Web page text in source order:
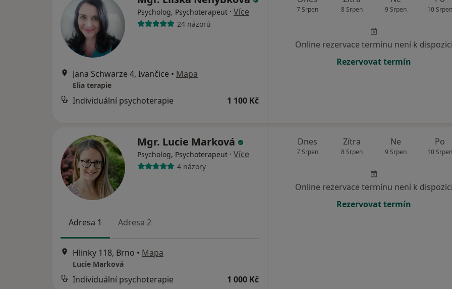
Psycholog, Psychoterapeut · Více
24 názorů
Jana Schwarze 4, Ivančice • Mapa
Elia terapie
Individuální psychoterapie 1 100 Kč
7 Srpen 8 Srpen 9 Srpen 10 Srpen
Online rezervace termínu není k dispozici
Rezervovat termín
Mgr. Lucie Marková
Psycholog, Psychoterapeut · Více
4 názory
Adresa 1 Adresa 2
Hlinky 118, Brno • Mapa
Lucie Marková
Individuální psychoterapie 1 000 Kč
Dnes
7 Srpen
Zítra
8 Srpen
Ne
9 Srpen
Po
10 Srpen
Online rezervace termínu není k dispozici
Rezervovat termín